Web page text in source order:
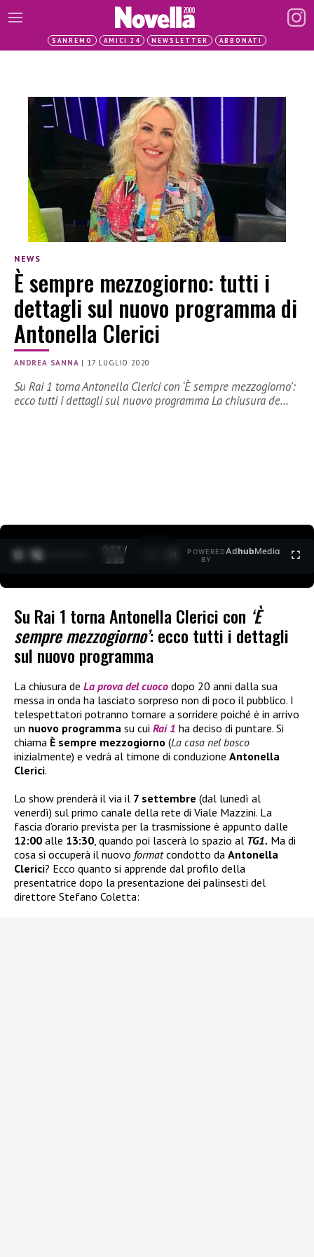
SANREMO AMICI 24 NEWSLETTER ABBONATI
NEWS
È sempre mezzogiorno: tutti i
dettagli sul nuovo programma di
Antonella Clerici
ANDREA SANNA | 17 LUGLIO 2020
Su Rai 1 torna Antonella Clerici con ‘È sempre mezzogiorno’:
ecco tutti i dettagli sul nuovo programma La chiusura de…
0:27 /
3:35
POWERED
BY
AdhubMedia
Su Rai 1 torna Antonella Clerici con ‘È
sempre mezzogiorno’: ecco tutti i dettagli
sul nuovo programma
La chiusura de La prova del cuoco dopo 20 anni dalla sua
messa in onda ha lasciato sorpreso non di poco il pubblico. I
telespettatori potranno tornare a sorridere poiché è in arrivo
un nuovo programma su cui Rai 1 ha deciso di puntare. Si
chiama È sempre mezzogiorno (La casa nel bosco
inizialmente) e vedrà al timone di conduzione Antonella
Clerici.
Lo show prenderà il via il 7 settembre (dal lunedì al
venerdì) sul primo canale della rete di Viale Mazzini. La
fascia d’orario prevista per la trasmissione è appunto dalle
12:00 alle 13:30, quando poi lascerà lo spazio al TG1. Ma di
cosa si occuperà il nuovo formatcondotto da Antonella
Clerici? Ecco quanto si apprende dal profilo della
presentatrice dopo la presentazione dei palinsesti del
direttore Stefano Coletta: